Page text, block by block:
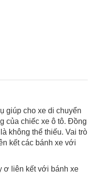
giúp cho xe di chuyển
của chiếc xe ô tô. Đồng
không thể thiếu. Vai trò
kết các bánh xe với
ơ liên kết với bánh xe